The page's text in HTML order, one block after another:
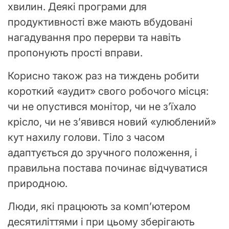
хвилин. Деякі програми для
продуктивності вже мають вбудовані
нагадування про перерви та навіть
пропонують прості вправи.
Корисно також раз на тиждень робити
короткий «аудит» свого робочого місця:
чи не опустився монітор, чи не з’їхало
крісло, чи не з’явився новий «улюблений»
кут нахилу голови. Тіло з часом
адаптується до зручного положення, і
правильна постава починає відчуватися
природною.
Люди, які працюють за комп’ютером
десятиліттями і при цьому зберігають